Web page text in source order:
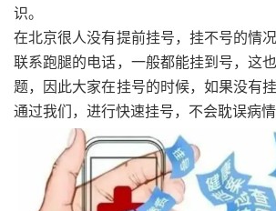
识。
在北京很人没有提前挂号，挂不号的情
联系跑腿的电话，一般都能挂到号，这
题，因此大家在挂号的时候，如果没有
通过我们，进行快速挂号，不会耽误病情